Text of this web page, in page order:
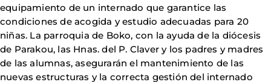
equipamiento de un internado que garantice las
condiciones de acogida y estudio adecuadas para 20
niñas. La parroquia de Boko, con la ayuda de la diócesis
de Parakou, las Hnas. del P. Claver y los padres y madres
de las alumnas, asegurarán el mantenimiento de las
nuevas estructuras y la correcta gestión del internado